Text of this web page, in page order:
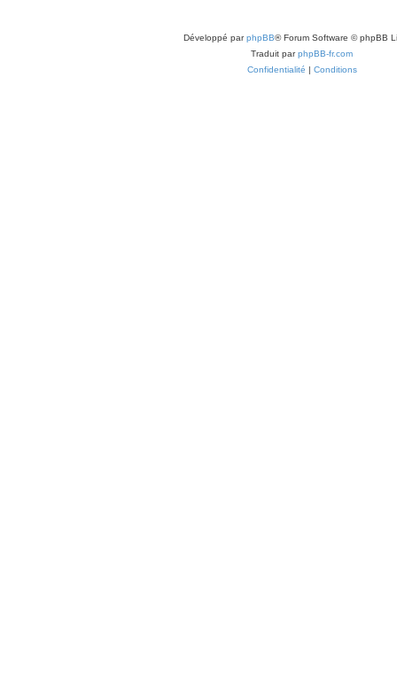
Développé parphpBB® Forum Software © phpBB
Traduit parphpBB-fr.com
Confidentialité | Conditions